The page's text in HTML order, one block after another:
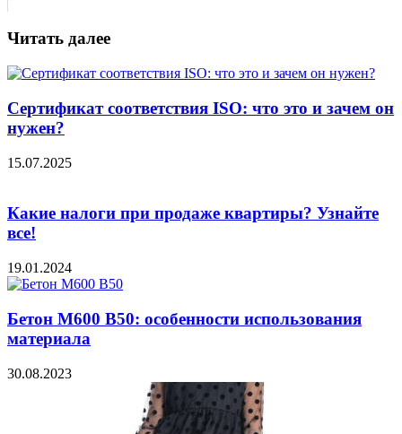
Читать далее
Сертификат соответствия ISO: что это и зачем он
нужен?
15.07.2025
Какие налоги при продаже квартиры? Узнайте
все!
19.01.2024
Бетон М600 В50: особенности использования
материала
30.08.2023